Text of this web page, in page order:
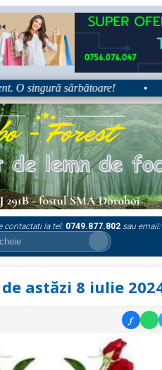
sărbătoare! •
contactati la tel: 0749.877.802 sau email:
astăzi 8 iulie
f